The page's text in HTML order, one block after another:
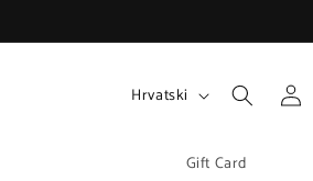
Gift Card
Hrvatski Prijava